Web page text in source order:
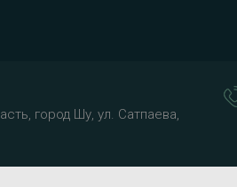
город Шу, ул. Сатпаева,